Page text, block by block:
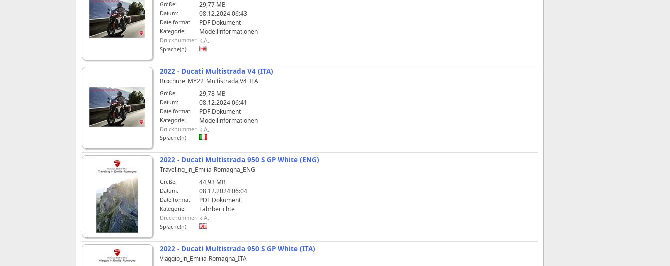
Größe: 29,77 MB
Datum: 08.12.2024 06:43
Dateiformat: PDF Dokument
Kategorie: Modellinformationen
Drucknummer: k.A.
Sprache(n):
2022 - Ducati Multistrada V4 (ITA)
Brochure_MY22_Multistrada V4_ITA
Größe: 29,78 MB
Datum: 08.12.2024 06:41
Dateiformat: PDF Dokument
Kategorie: Modellinformationen
Drucknummer: k.A.
Sprache(n):
2022 - Ducati Multistrada 950 S GP White (ENG)
Traveling_in_Emilia-Romagna_ENG
Größe: 44,93 MB
Datum: 08.12.2024 06:04
Dateiformat: PDF Dokument
Kategorie: Fahrberichte
Drucknummer: k.A.
Sprache(n):
2022 - Ducati Multistrada 950 S GP White (ITA)
Viaggio_in_Emilia-Romagna_ITA